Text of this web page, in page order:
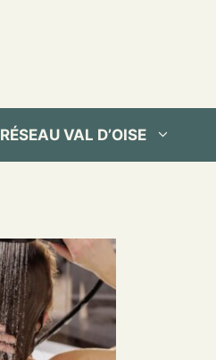
RÉSEAU VAL D’OISE